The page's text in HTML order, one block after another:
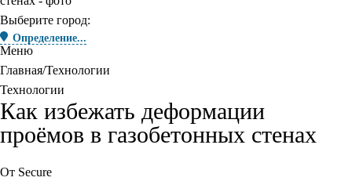
Выберите город:
Определение...
Меню
Главная Технологии
Технологии
Как избежать деформации
проёмов в газобетонных стенах
От Secure